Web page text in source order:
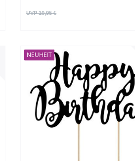
UVP 10,95 €
NEUHEIT